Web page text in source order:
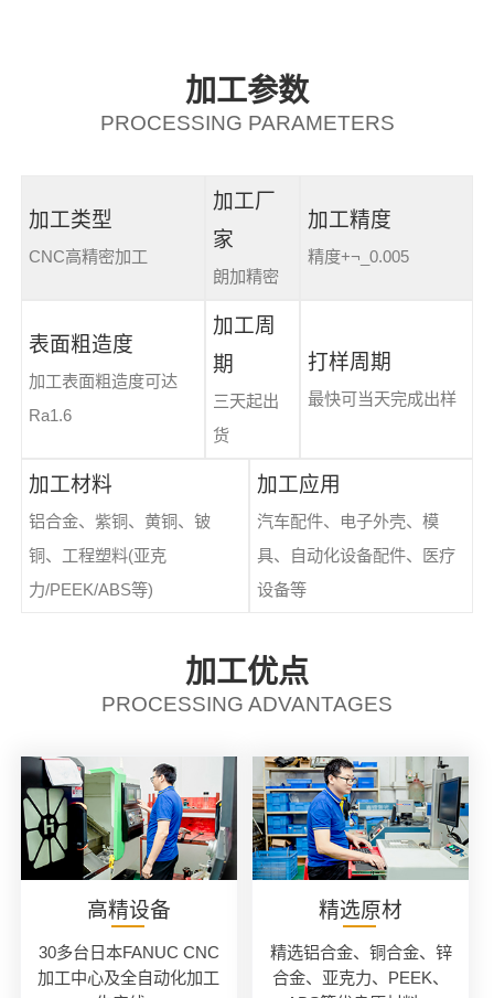
加工参数
PROCESSING PARAMETERS
加工类型
CNC高精密加工
加工厂
家
朗加精密
加工精度
精度+¬_0.005
表面粗造度
加工表面粗造度可达
Ra1.6
加工周
期
三天起出
货
打样周期
最快可当天完成出样
加工材料
铝合金、紫铜、黄铜、铍
铜、工程塑料(亚克
力/PEEK/ABS等)
加工应用
汽车配件、电子外壳、模
具、自动化设备配件、医疗
设备等
加工优点
PROCESSING ADVANTAGES
高精设备
30多台日本FANUC CNC
加工中心及全自动化加工
精选原材
精选铝合金、铜合金、锌
合金、亚克力、PEEK、